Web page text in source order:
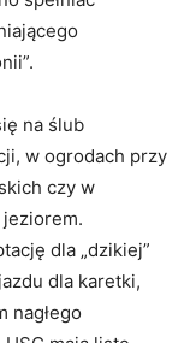
na ślub
w ogrodach przy
czy w
dla „dzikiej”
dla karetki,
nagłego